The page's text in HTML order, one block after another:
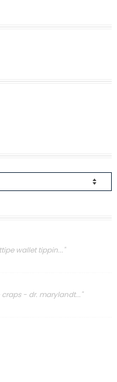
wallet tippin..."
- dr. marylandt..."